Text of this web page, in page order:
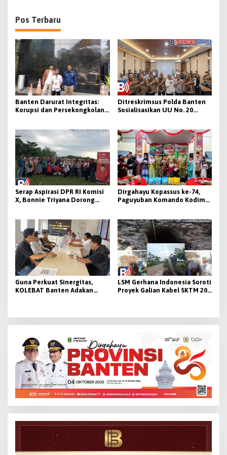
Pos Terbaru
Banten Darurat Integritas:
Korupsi dan Persekongkolan
Ditreskrimsus Polda Banten
Sosialisasikan UU No. 20
Serap Aspirasi DPR RI Komisi
X, Bonnie Triyana Dorong
Pandeglang
Dirgahayu Kopassus ke-74,
Paguyuban Komando Kodim
Guna Perkuat Sinergitas,
KOLEBAT Banten Adakan
LSM Gerhana Indonesia Soroti
Proyek Galian Kabel SKTM 20